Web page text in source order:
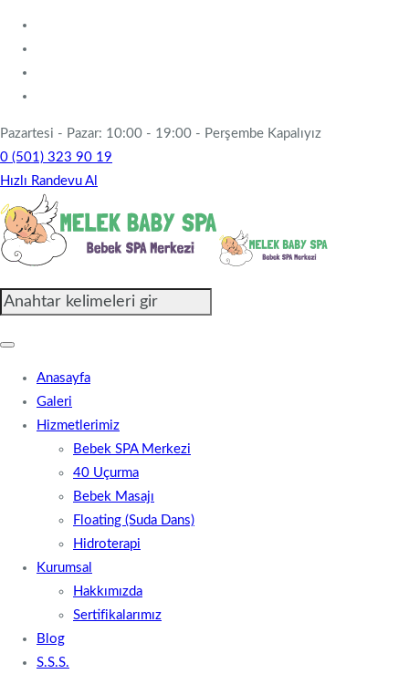
Pazartesi - Pazar: 10:00 - 19:00 - Perşembe Kapalıyız
0 (501) 323 90 19
Hızlı Randevu Al
Anasayfa
Galeri
Hizmetlerimiz
Bebek SPA Merkezi
40 Uçurma
Bebek Masajı
Floating (Suda Dans)
Hidroterapi
Kurumsal
Hakkımızda
Sertifikalarımız
Blog
S.S.S.